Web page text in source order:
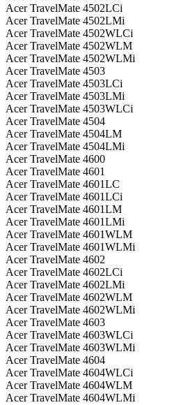
Acer TravelMate 4502LCi
Acer TravelMate 4502LMi
Acer TravelMate 4502WLCi
Acer TravelMate 4502WLM
Acer TravelMate 4502WLMi
Acer TravelMate 4503
Acer TravelMate 4503LCi
Acer TravelMate 4503LMi
Acer TravelMate 4503WLCi
Acer TravelMate 4504
Acer TravelMate 4504LM
Acer TravelMate 4504LMi
Acer TravelMate 4600
Acer TravelMate 4601
Acer TravelMate 4601LC
Acer TravelMate 4601LCi
Acer TravelMate 4601LM
Acer TravelMate 4601LMi
Acer TravelMate 4601WLM
Acer TravelMate 4601WLMi
Acer TravelMate 4602
Acer TravelMate 4602LCi
Acer TravelMate 4602LMi
Acer TravelMate 4602WLM
Acer TravelMate 4602WLMi
Acer TravelMate 4603
Acer TravelMate 4603WLCi
Acer TravelMate 4603WLMi
Acer TravelMate 4604
Acer TravelMate 4604WLCi
Acer TravelMate 4604WLM
Acer TravelMate 4604WLMi